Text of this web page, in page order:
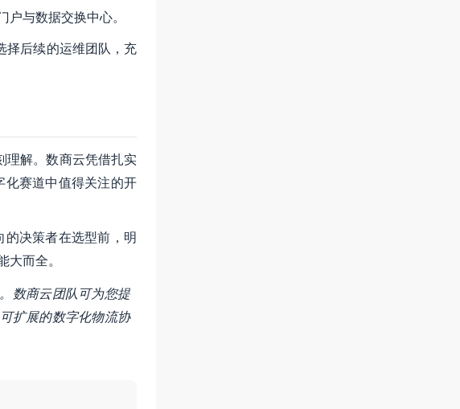
与数据交换中心。
择后续的运维团队，充
理解。数商云凭借扎实
赛道中值得关注的开
决策者在选型前，明
而全。
数商云团队可为您提
扩展的数字化物流协